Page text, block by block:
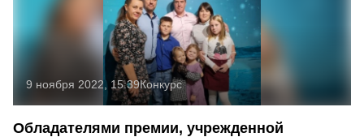
9 ноября 2022, 15:39Конкурс
Обладателями премии, учрежденной